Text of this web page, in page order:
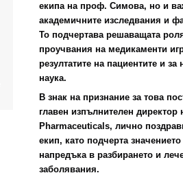
екипа на проф. Симова, но и
академичните изследвания и
То подчертава решаващата
проучвания на медикаменти
резултатите на пациентите и
наука.
В знак на признание за това
главен изпълнителен директор
Pharmaceuticals, лично
екип, като подчерта
напредъка в разбирането и
заболявания.